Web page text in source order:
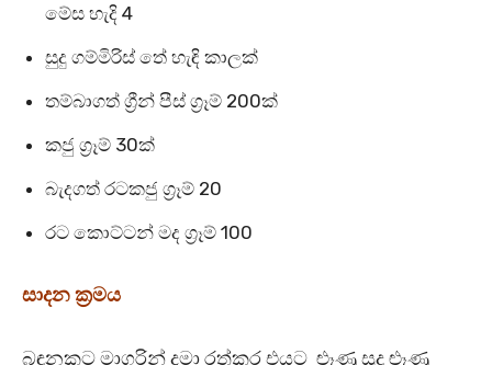
මේස හැදි 4
සුදු ගම්මිරිස් තේ හැඳි කාලක්
තම්බාගත් ග්‍රීන් පීස් ග්‍රෑම් 200ක්
කජු ග්‍රෑම් 30ක්
බැදගත් රටකජු ග්‍රෑම් 20
රට කොට්ටන් මද ග්‍රෑම් 100
සාදන ක්‍රමය
බඳුනකට මාගරින් දමා රත්කර එයට ළූණු සුදු ළූණු